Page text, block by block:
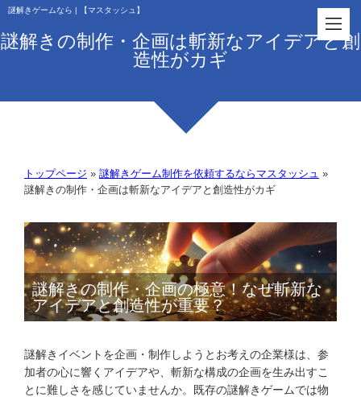
謎解きゲームなら | 【マスタッシュ】
謎解きの制作・企画は斬新なアイデアと創
造性がカギ
トップページ » 謎解きゲーム制作を依頼するならマスタッシュ »
謎解きの制作・企画は斬新なアイデアと創造性がカギ
謎解きの制作・企画の極意！なぜ斬新な
アイデアと創造性が重要？
謎解きイベントを企画・制作しようとお考えの企業様は、参
加者の心に響くアイデアや、斬新な構成の企画を生み出すこ
とに難しさを感じていませんか。既存の謎解きゲームでは物